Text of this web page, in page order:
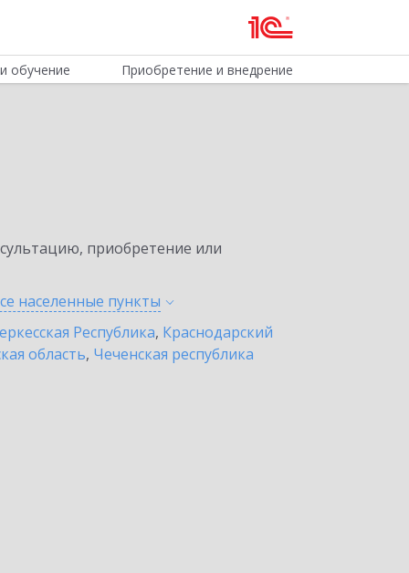
обучение Приобретение и внедрение
приобретение или
населенные пункты
Республика, Краснодарский
область, Чеченская республика